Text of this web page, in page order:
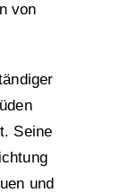
von
Seine
und